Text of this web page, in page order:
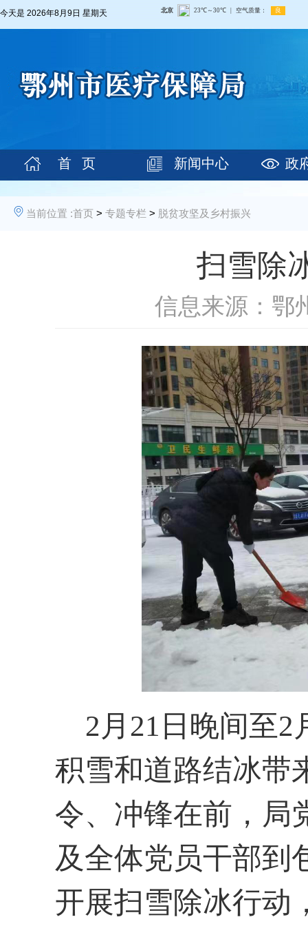
今天是 2026年8月9日 星期天
首 页 新闻中心 政
当前位置 :首页 > 专题专栏 > 脱贫攻坚及乡村振兴
扫雪除
信息来源：鄂
2月21日晚间至2
积雪和道路结冰带
令、冲锋在前，局
及全体党员干部到
开展扫雪除冰行动